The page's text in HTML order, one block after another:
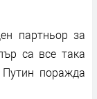
партньор за
са все така
поражда